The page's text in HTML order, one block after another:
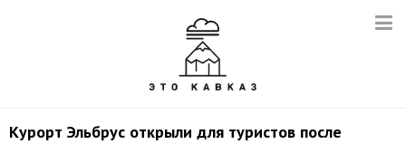
Курорт Эльбрус открыли для туристов после